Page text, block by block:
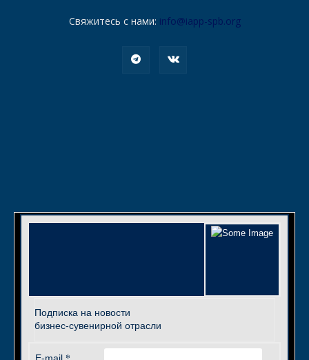
Свяжитесь с нами: info@iapp-spb.org
Подписка на новости
бизнес-сувенирной отрасли